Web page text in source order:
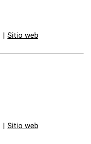
Sitio web
Sitio web